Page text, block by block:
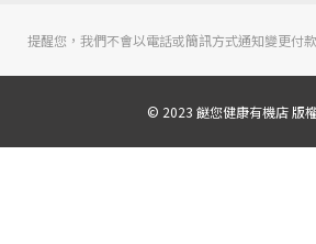
提醒您，我們不會以電話或簡訊方式通知變更付
© 2023 餸您健康有機店 版